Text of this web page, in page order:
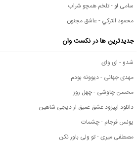
سامی لو - تلخم همچو شراب
محمود التركي - عاشق مجنون
جدیدترین ها در نکست وان
شدو - ای وای
مهدی جهانی - دیوونه بودم
محسن چاوشی - چهل روز
دانلود اپیزود عشق عمیق از دیجی شاهین
یونس فرجام - چشمات
مصطفی میری - تو ولی باور نکن